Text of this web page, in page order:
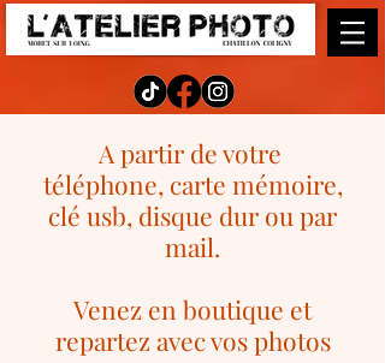
A partir de votre
téléphone, carte mémoire,
clé usb, disque dur ou par
mail.
Venez en boutique et
repartez avec vos photos